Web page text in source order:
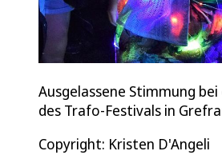
Ausgelassene Stimmung
des Trafo-Festivals in
Copyright: Kristen D'Angeli